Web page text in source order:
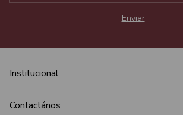
Institucional
Contactános